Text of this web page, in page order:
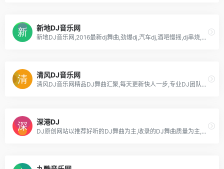
新地DJ音乐网
新地DJ音乐网,2016最新dj舞曲,劲爆dj,汽车dj,酒吧慢摇,dj串烧,dj歌曲,dj网站,车载dj,dj舞曲,dj招聘,dj信息,免费dj下载
清风DJ音乐网
清风DJ音乐网精品DJ舞曲汇聚,每天更新快人一步,专业DJ团队精心制作好听的串烧,打造车载DJ舞曲,为DJ工作者收录国外DJ舞曲,提供高音质在线试听及MP3下载,全方位满足DJ工作者及音乐爱好者的需求。
深港DJ
DJ原创网站以推荐好听的DJ舞曲为主,收录的DJ舞曲质量为主,每首DJ音乐都由dj精心打造,下载好听的DJ舞曲,感受香港与深圳两地的dj文化,深港DJ网站是您的首选。